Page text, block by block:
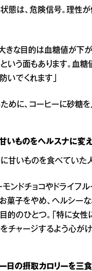
態は、危険信号。理性
きな目的は血糖値が下
いう面もあります。血
いでくれます」
めに、コーヒーに砂糖を
甘いものをヘルスナに変
甘いものを食べていた
モンドチョコやドライ
菓子をやめ、ヘルシー
的のひとつ。「特に女性
チャージするよう心がけ
一日の摂取カロリーを三